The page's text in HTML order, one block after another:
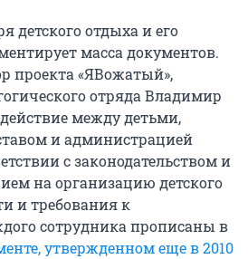
детского отдыха и его
масса документов.
проекта «ЯВожатый»,
отряда Владимир
между детьми,
и администрацией
с законодательством и
на организацию детского
и требования к
сотрудника прописаны в
утвержденном еще в 2010